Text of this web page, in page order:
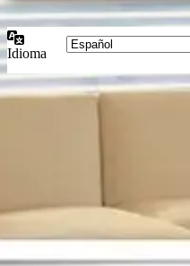
Idioma